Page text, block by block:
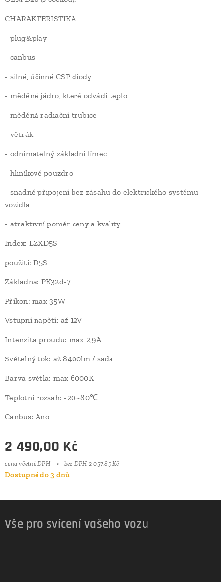
CHARAKTERISTIKA
- plug&play
- canbus
- silné, účinné CSP diody
- měděné jádro, které odvádí teplo
- měděná radiační trubice
- větrák
- odnímatelný základní límec
- hliníkové pouzdro
- snadné připojení bez zásahu do elektrického systému
vozidla
- atraktivní poměr ceny a kvality
Index: LZXD5S
použití: D5S
Základna: PK32d-7
Příkon: max 35W
Vstupní napětí: až 12V
Intenzita proudu: max 2,9A
Světelný tok: až 8400lm / sada
Barva světla: max 6000K
Teplotní rozsah: -20~80℃
Canbus: Ano
2 490,00 Kč
cena včetně DPH bez DPH 2 057,85 Kč
Dostupné do 3 dnů
Vše pro svícení vašeho vozu